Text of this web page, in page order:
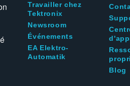
Travailler chez
Tektronix
Newsroom
Événements
EA Elektro-
Automatik
Blog